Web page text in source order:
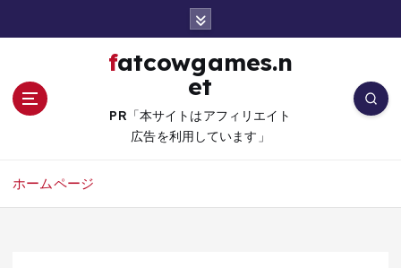
fatcowgames.n
et
PR「本サイトはアフィリエイト
広告を利用しています」
ホームページ